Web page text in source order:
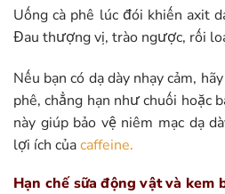
Uống cà phê lúc đói khiến axit
Đau thượng vị, trào ngược, rối
Nếu bạn có dạ dày nhạy cảm,
phê, chẳng hạn như chuối hoặc
này giúp bảo vệ niêm mạc dạ
lợi ích củacaffeine.
Hạn chế sữa động vật và kem